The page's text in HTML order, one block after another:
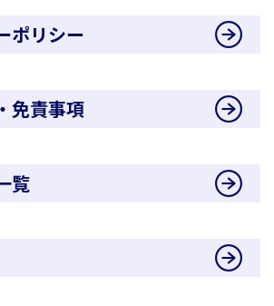
ポリシー
免責事項
覧